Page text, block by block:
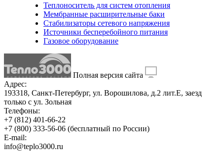
Теплоноситель для систем отопления
Мембранные расширительные баки
Стабилизаторы сетевого напряжения
Источники бесперебойного питания
Газовое оборудование
Полная версия сайта
Адрес:
193318, Санкт-Петербург, ул. Ворошилова, д.2 лит.Е, заезд
только с ул. Зольная
Телефоны:
+7 (812) 401-66-22
+7 (800) 333-56-06 (бесплатный по России)
E-mail:
info@teplo3000.ru